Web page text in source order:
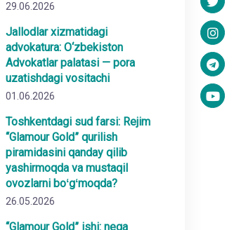
29.06.2026
Jallodlar xizmatidagi
advokatura: O‘zbekiston
Advokatlar palatasi — pora
uzatishdagi vositachi
01.06.2026
Toshkentdagi sud farsi: Rejim
“Glamour Gold” qurilish
piramidasini qanday qilib
yashirmoqda va mustaqil
ovozlarni boʻgʻmoqda?
26.05.2026
“Glamour Gold” ishi: nega